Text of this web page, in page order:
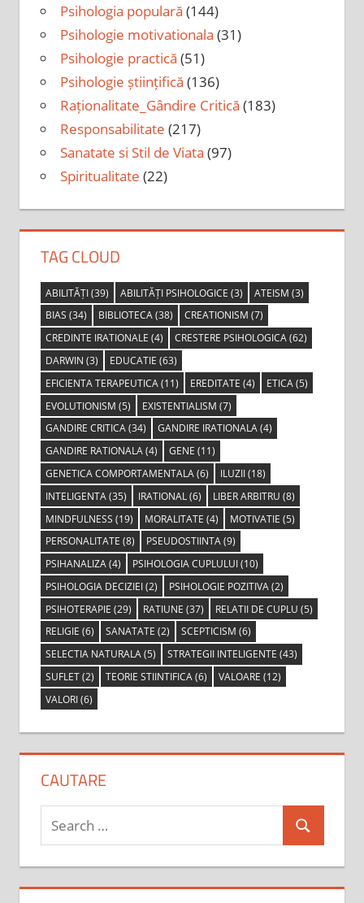
Psihologia populară (144)
Psihologie motivationala (31)
Psihologie practică (51)
Psihologie științifică (136)
Raționalitate_Gândire Critică (183)
Responsabilitate (217)
Sanatate si Stil de Viata (97)
Spiritualitate (22)
TAG CLOUD
ABILITĂȚI(39) ABILITĂȚI PSIHOLOGICE (3) ATEISM (3)
BIAS (34) BIBLIOTECA(38) CREATIONISM (7)
CREDINTE IRATIONALE (4) CRESTERE PSIHOLOGICA(62)
DARWIN (3) EDUCATIE (63)
EFICIENTA TERAPEUTICA(11) EREDITATE (4) ETICA(5)
EVOLUTIONISM (5) EXISTENTIALISM (7)
GANDIRE CRITICA(34) GANDIRE IRATIONALA(4)
GANDIRE RATIONALA(4) GENE (11)
GENETICA COMPORTAMENTALA(6) ILUZII(18)
INTELIGENTA(35) IRATIONAL(6) LIBER ARBITRU (8)
MINDFULNESS (19) MORALITATE (4) MOTIVATIE (5)
PERSONALITATE (8) PSEUDOSTIINTA(9)
PSIHANALIZA(4) PSIHOLOGIA CUPLULUI(10)
PSIHOLOGIA DECIZIEI(2) PSIHOLOGIE POZITIVA(2)
PSIHOTERAPIE (29) RATIUNE (37) RELATII DE CUPLU (5)
RELIGIE (6) SANATATE (2) SCEPTICISM (6)
SELECTIA NATURALA(5) STRATEGII INTELIGENTE (43)
SUFLET(2) TEORIE STIINTIFICA(6) VALOARE (12)
VALORI(6)
CAUTARE
Search
for:
Search